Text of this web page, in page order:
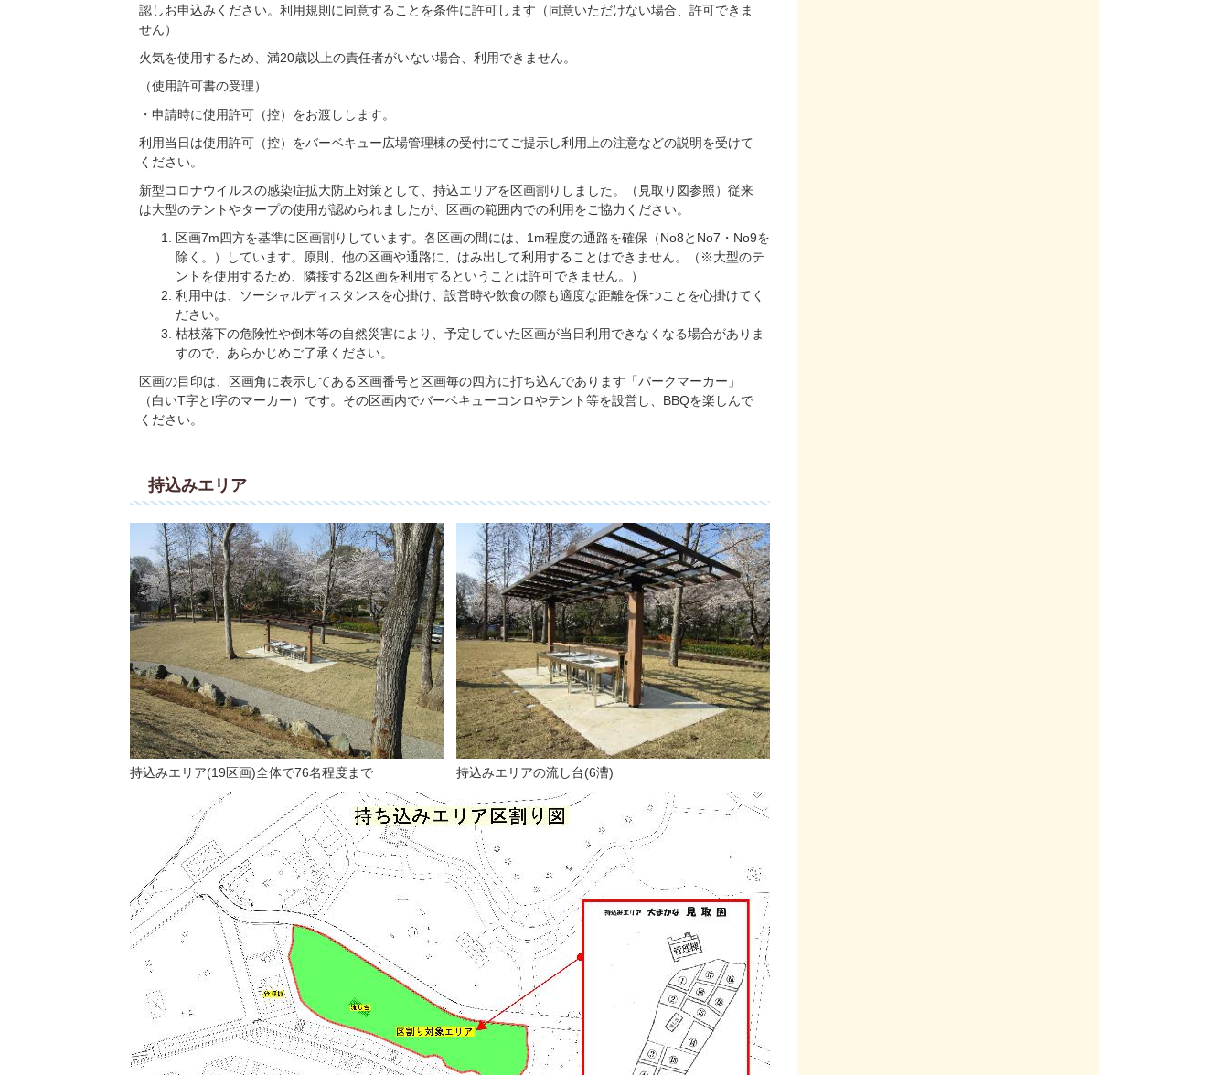
認しお申込みください。利用規則に同意することを条件に許可します（同意いただけない場合、許可できま
せん）
火気を使用するため、満20歳以上の責任者がいない場合、利用できません。
（使用許可書の受理）
・申請時に使用許可（控）をお渡しします。
利用当日は使用許可（控）をバーベキュー広場管理棟の受付にてご提示し利用上の注意などの説明を受けて
ください。
新型コロナウイルスの感染症拡大防止対策として、持込エリアを区画割りしました。（見取り図参照）従来
は大型のテントやタープの使用が認められましたが、区画の範囲内での利用をご協力ください。
区画7m四方を基準に区画割りしています。各区画の間には、1m程度の通路を確保（No8とNo7・No9を
除く。）しています。原則、他の区画や通路に、はみ出して利用することはできません。（※大型のテ
ントを使用するため、隣接する2区画を利用するということは許可できません。）
利用中は、ソーシャルディスタンスを心掛け、設営時や飲食の際も適度な距離を保つことを心掛けてく
ださい。
枯枝落下の危険性や倒木等の自然災害により、予定していた区画が当日利用できなくなる場合がありま
すので、あらかじめご了承ください。
区画の目印は、区画角に表示してある区画番号と区画毎の四方に打ち込んであります「パークマーカー」
（白いT字とI字のマーカー）です。その区画内でバーベキューコンロやテント等を設営し、BBQを楽しんで
ください。
持込みエリア
持込みエリア(19区画)全体で76名程度まで 持込みエリアの流し台(6漕)